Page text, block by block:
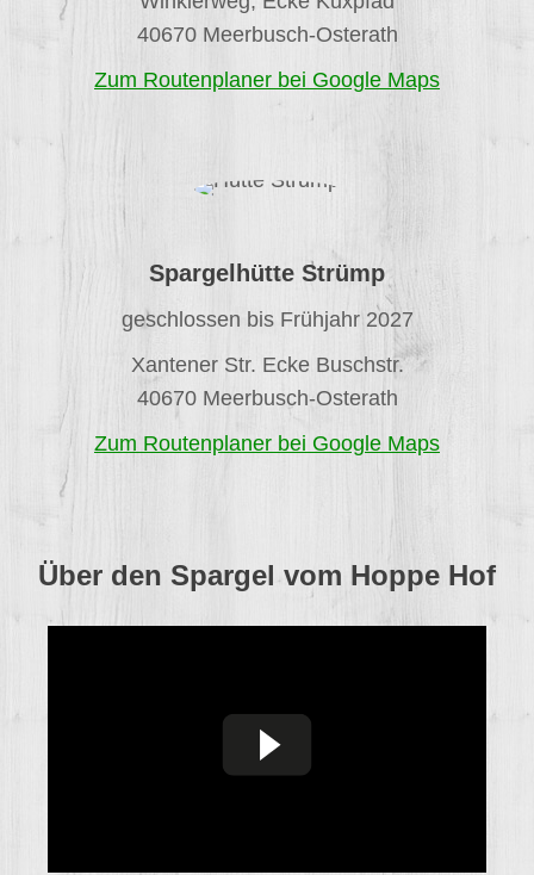
40670 Meerbusch-Osterath
Zum Routenplaner bei Google Maps
Spargelhütte Strümp
geschlossen bis Frühjahr 2027
Xantener Str. Ecke Buschstr.
40670 Meerbusch-Osterath
Zum Routenplaner bei Google Maps
Über den Spargel vom Hoppe Hof